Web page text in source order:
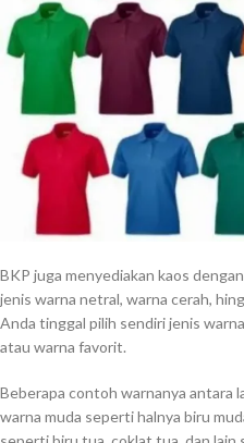
BKP juga menyediakan kaos
jenis warna netral, warna cerah,
Anda tinggal pilih sendiri jenis
atau warna favorit.
Beberapa contoh warnanya antara
warna muda seperti halnya biru